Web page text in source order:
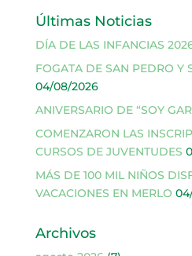
Últimas Noticias
DÍA DE LAS INFANCIAS
FOGATA DE SAN PEDRO Y
04/08/2026
ANIVERSARIO DE “SOY
COMENZARON LAS
CURSOS DE JUVENTUDES
MÁS DE 100 MIL NIÑOS
VACACIONES EN MERLO
Archivos